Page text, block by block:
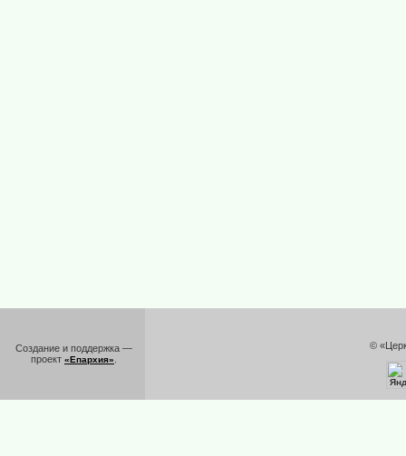
Создание и поддержка —
проект «Епархия»
©